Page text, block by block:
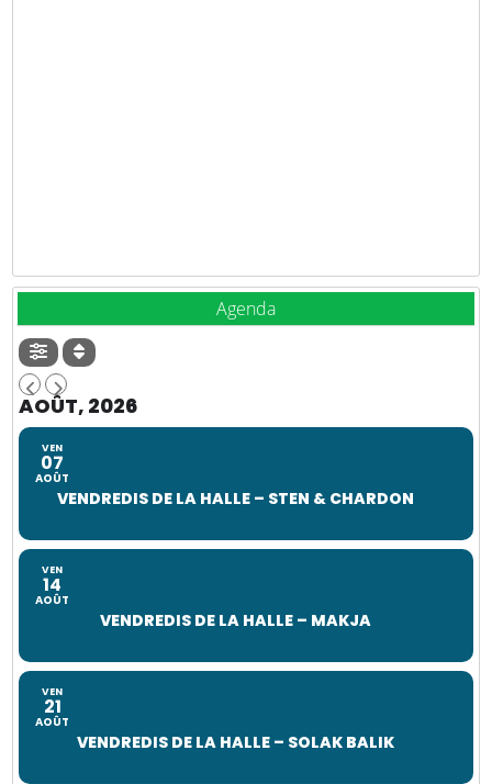
Agenda
AOÛT, 2026
VEN
07
AOÛT
VENDREDIS DE LA HALLE – STEN & CHARDON
VEN
14
AOÛT
VENDREDIS DE LA HALLE – MAKJA
VEN
21
AOÛT
VENDREDIS DE LA HALLE – SOLAK BALIK